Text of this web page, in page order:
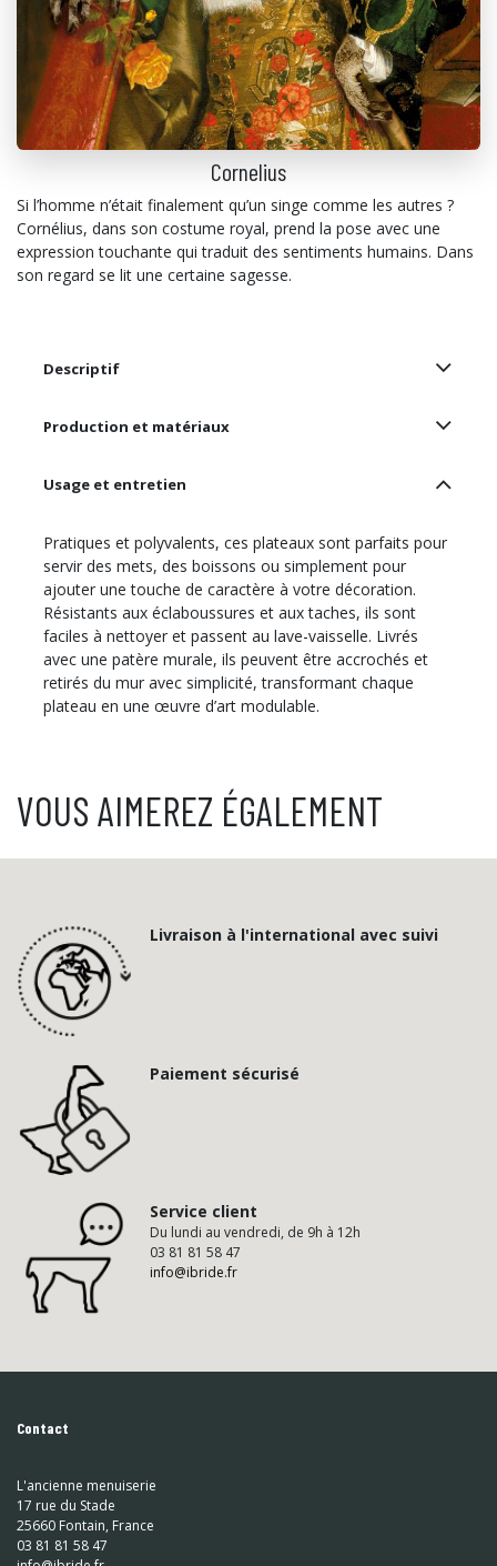
Cornelius
Si l’homme n’était finalement qu’un singe comme les autres ?
Cornélius, dans son costume royal, prend la pose avec une
expression touchante qui traduit des sentiments humains. Dans
son regard se lit une certaine sagesse.
Descriptif
Production et matériaux
Usage et entretien
Pratiques et polyvalents, ces plateaux sont parfaits pour
servir des mets, des boissons ou simplement pour
ajouter une touche de caractère à votre décoration.
Résistants aux éclaboussures et aux taches, ils sont
faciles à nettoyer et passent au lave-vaisselle. Livrés
avec une patère murale, ils peuvent être accrochés et
retirés du mur avec simplicité, transformant chaque
plateau en une œuvre d’art modulable.
VOUS AIMEREZ ÉGALEMENT
Livraison à l'international avec suivi
Paiement sécurisé
Service client
Du lundi au vendredi, de 9h à 12h
03 81 81 58 47
info@ibride.fr
Contact
L'ancienne menuiserie
17 rue du Stade
25660 Fontain, France
03 81 81 58 47